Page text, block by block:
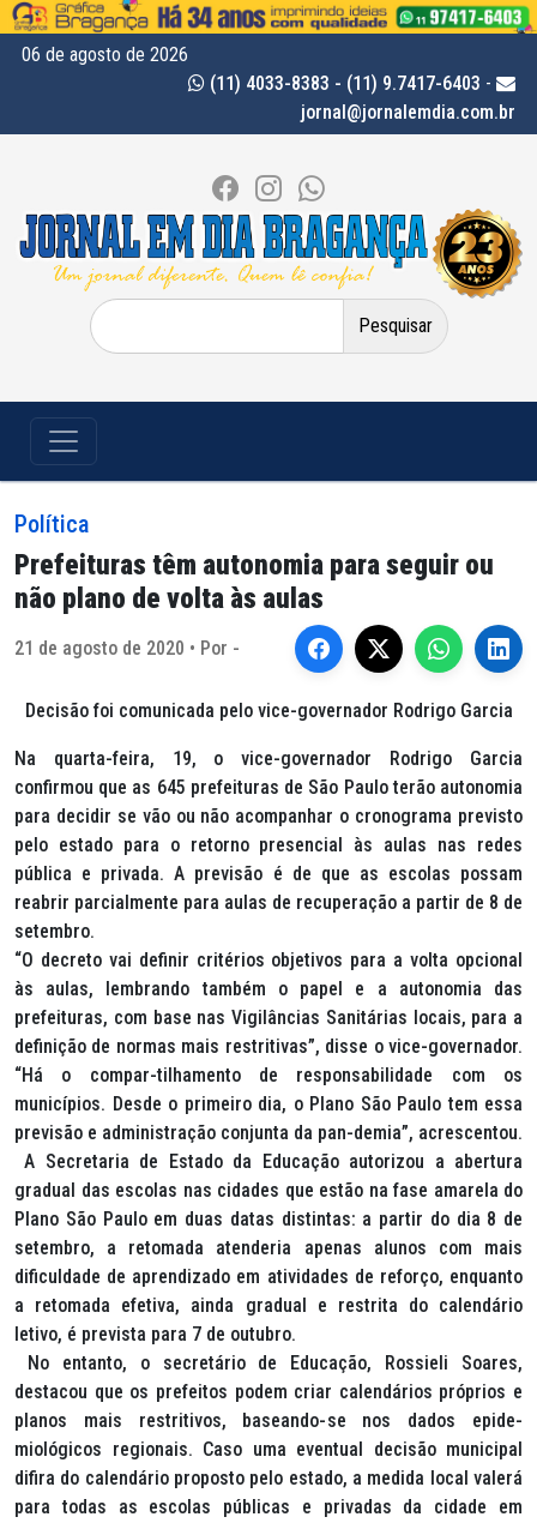
06 de agosto de 2026
(11) 4033-8383 - (11) 9.7417-6403 -
jornal@jornalemdia.com.br
Pesquisar
por:
Política
Prefeituras têm autonomia para seguir ou
não plano de volta às aulas
21 de agosto de 2020 • Por -
Decisão foi comunicada pelo vice-governador Rodrigo Garcia
Na quarta-feira, 19, o vice-governador Rodrigo Garcia
confirmou que as 645 prefeituras de São Paulo terão autonomia
para decidir se vão ou não acompanhar o cronograma previsto
pelo estado para o retorno presencial às aulas nas redes
pública e privada. A previsão é de que as escolas possam
reabrir parcialmente para aulas de recuperação a partir de 8 de
setembro.
“O decreto vai definir critérios objetivos para a volta opcional
às aulas, lembrando também o papel e a autonomia das
prefeituras, com base nas Vigilâncias Sanitárias locais, para a
definição de normas mais restritivas”, disse o vice-governador.
“Há o compar-tilhamento de responsabilidade com os
municípios. Desde o primeiro dia, o Plano São Paulo tem essa
previsão e administração conjunta da pan-demia”, acrescentou.
A Secretaria de Estado da Educação autorizou a abertura
gradual das escolas nas cidades que estão na fase amarela do
Plano São Paulo em duas datas distintas: a partir do dia 8 de
setembro, a retomada atenderia apenas alunos com mais
dificuldade de aprendizado em atividades de reforço, enquanto
a retomada efetiva, ainda gradual e restrita do calendário
letivo, é prevista para 7 de outubro.
No entanto, o secretário de Educação, Rossieli Soares,
destacou que os prefeitos podem criar calendários próprios e
planos mais restritivos, baseando-se nos dados epide-
miológicos regionais. Caso uma eventual decisão municipal
difira do calendário proposto pelo estado, a medida local valerá
para todas as escolas públicas e privadas da cidade em